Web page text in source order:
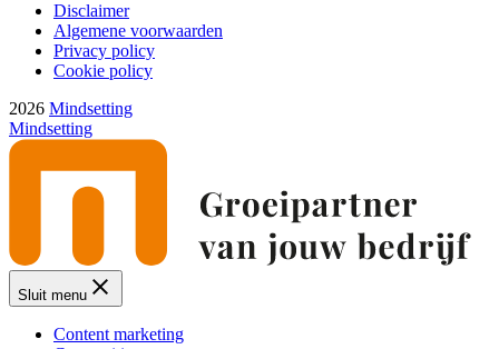
Disclaimer
Algemene voorwaarden
Privacy policy
Cookie policy
2026 Mindsetting
Mindsetting
Sluit menu
Content marketing